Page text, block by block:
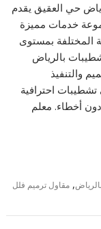
حي العقيق يقدم
خدمات مميزة
بمستوى
بالرياض
والتنفيذ
احترافية
أخطاء. معلم
,مقاول ترميم فلل